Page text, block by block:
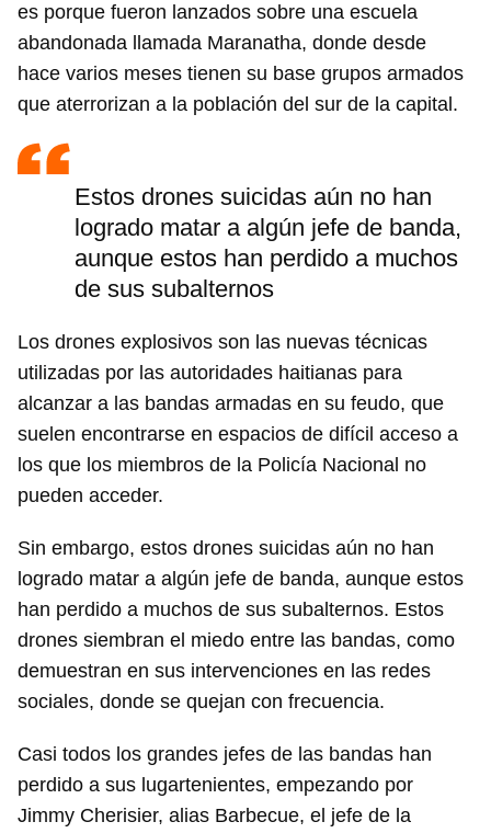
es porque fueron lanzados sobre una escuela
abandonada llamada Maranatha, donde desde
hace varios meses tienen su base grupos armados
que aterrorizan a la población del sur de la capital.
Estos drones suicidas aún no han
logrado matar a algún jefe de banda,
aunque estos han perdido a muchos
de sus subalternos
Los drones explosivos son las nuevas técnicas
utilizadas por las autoridades haitianas para
alcanzar a las bandas armadas en su feudo, que
suelen encontrarse en espacios de difícil acceso a
los que los miembros de la Policía Nacional no
pueden acceder.
Sin embargo, estos drones suicidas aún no han
logrado matar a algún jefe de banda, aunque estos
han perdido a muchos de sus subalternos. Estos
drones siembran el miedo entre las bandas, como
demuestran en sus intervenciones en las redes
sociales, donde se quejan con frecuencia.
Casi todos los grandes jefes de las bandas han
perdido a sus lugartenientes, empezando por
Jimmy Cherisier, alias Barbecue, el jefe de la